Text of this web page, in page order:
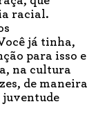
racial.
já tinha,
para isso e
na cultura
de maneira
juventude